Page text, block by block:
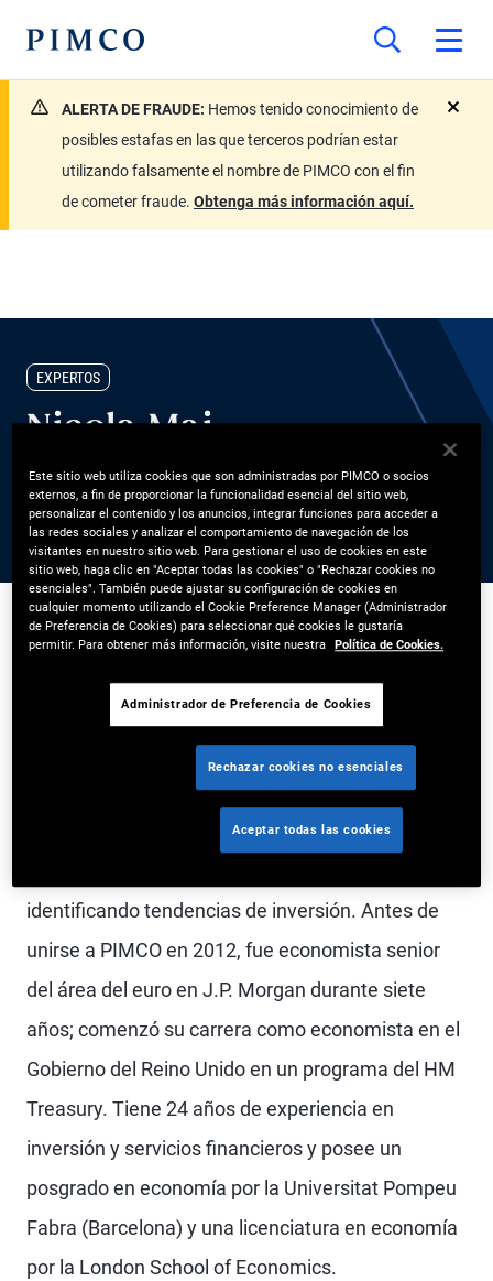
ALERTA DE FRAUDE: Hemos tenido conocimiento de
posibles estafas en las que terceros podrían estar
utilizando falsamente el nombre de PIMCO con el fin
de cometer fraude. Obtenga más información aquí.
EXPERTOS
Nicola Mai
Gerente de Portafolio, Analista de Crédito Soberano
oficina de Londres y analista de crédito soberano
en el grupo de gestión de portafolios. Lidera la
investigación de crédito soberano en Europa y es
miembro del comité de portafolios europeo,
identificando tendencias de inversión. Antes de
unirse a PIMCO en 2012, fue economista senior
del área del euro en J.P. Morgan durante siete
años; comenzó su carrera como economista en el
Gobierno del Reino Unido en un programa del HM
Treasury. Tiene 24 años de experiencia en
inversión y servicios financieros y posee un
posgrado en economía por la Universitat Pompeu
Fabra (Barcelona) y una licenciatura en economía
por la London School of Economics.
Este sitio web utiliza cookies que son administradas por PIMCO o socios
externos, a fin de proporcionar la funcionalidad esencial del sitio web,
personalizar el contenido y los anuncios, integrar funciones para acceder a
las redes sociales y analizar el comportamiento de navegación de los
visitantes en nuestro sitio web. Para gestionar el uso de cookies en este
sitio web, haga clic en "Aceptar todas las cookies" o "Rechazar cookies no
esenciales". También puede ajustar su configuración de cookies en
cualquier momento utilizando el Cookie Preference Manager (Administrador
de Preferencia de Cookies) para seleccionar qué cookies le gustaría
permitir. Para obtener más información, visite nuestra Política de Cookies.
Administrador de Preferencia de Cookies
Rechazar cookies no esenciales
Aceptar todas las cookies